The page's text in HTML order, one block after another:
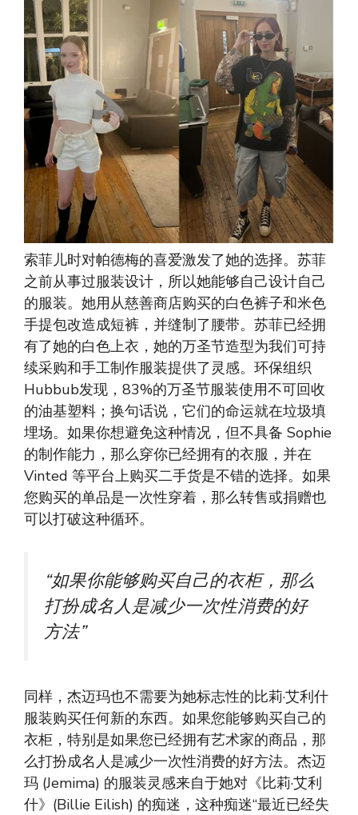
索菲儿时对帕德梅的喜爱激发了她的选择。苏菲
之前从事过服装设计，所以她能够自己设计自己
的服装。她用从慈善商店购买的白色裤子和米色
手提包改造成短裤，并缝制了腰带。苏菲已经拥
有了她的白色上衣，她的万圣节造型为我们可持
续采购和手工制作服装提供了灵感。环保组织
Hubbub发现，83%的万圣节服装使用不可回收
的油基塑料；换句话说，它们的命运就在垃圾填
埋场。如果你想避免这种情况，但不具备 Sophie
的制作能力，那么穿你已经拥有的衣服，并在
Vinted 等平台上购买二手货是不错的选择。如果
您购买的单品是一次性穿着，那么转售或捐赠也
可以打破这种循环。
“如果你能够购买自己的衣柜，那么
打扮成名人是减少一次性消费的好
方法”
同样，杰迈玛也不需要为她标志性的比莉·艾利什
服装购买任何新的东西。如果您能够购买自己的
衣柜，特别是如果您已经拥有艺术家的商品，那
么打扮成名人是减少一次性消费的好方法。杰迈
玛 (Jemima) 的服装灵感来自于她对《比莉·艾利
什》(Billie Eilish) 的痴迷，这种痴迷“最近已经失